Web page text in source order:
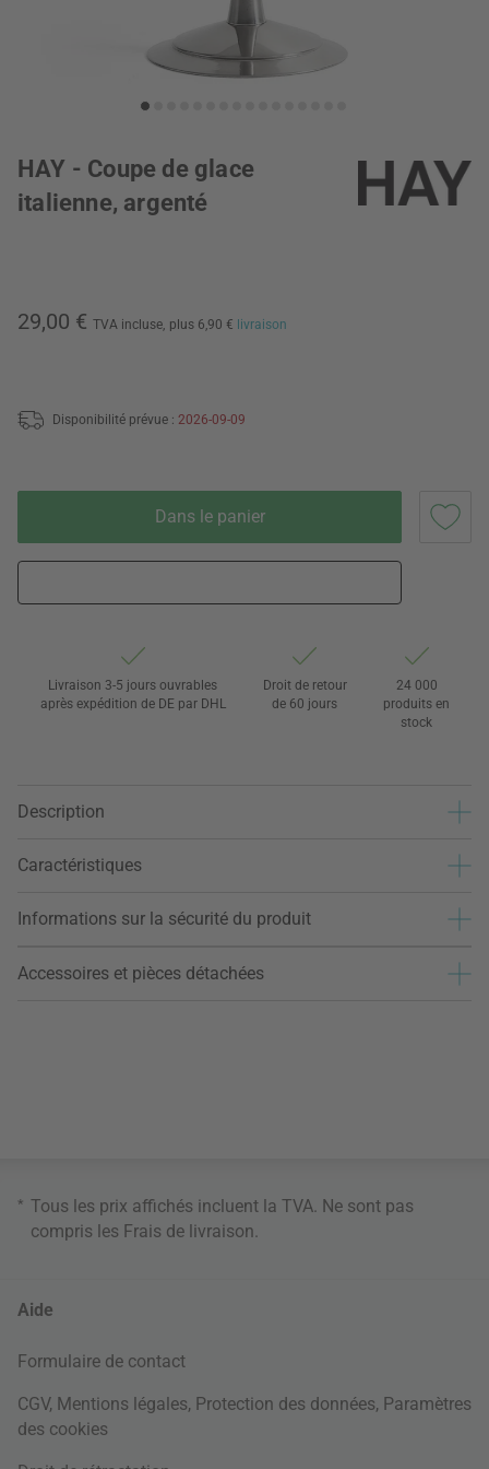
HAY - Coupe de glace
italienne, argenté
29,00 € TVA incluse, plus 6,90 € livraison
Disponibilité prévue : 2026-09-09
Dans le panier
Livraison 3-5 jours ouvrables
après expédition de DE par DHL
Droit de retour
de 60 jours
24 000
produits en
stock
Description
Caractéristiques
Informations sur la sécurité du produit
Accessoires et pièces détachées
* Tous les prix affichés incluent la TVA. Ne sont pas
compris les Frais de livraison
Aide
Formulaire de contact
CGV, Mentions légales, Protection des données, Paramètres
des cookies